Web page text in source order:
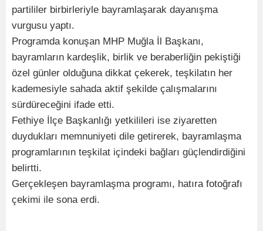
partililer birbirleriyle bayramlaşarak dayanışma
vurgusu yaptı.
Programda konuşan MHP Muğla İl Başkanı,
bayramların kardeşlik, birlik ve beraberliğin pekiştiği
özel günler olduğuna dikkat çekerek, teşkilatın her
kademesiyle sahada aktif şekilde çalışmalarını
sürdüreceğini ifade etti.
Fethiye İlçe Başkanlığı yetkilileri ise ziyaretten
duydukları memnuniyeti dile getirerek, bayramlaşma
programlarının teşkilat içindeki bağları güçlendirdiğini
belirtti.
Gerçekleşen bayramlaşma programı, hatıra fotoğrafı
çekimi ile sona erdi.